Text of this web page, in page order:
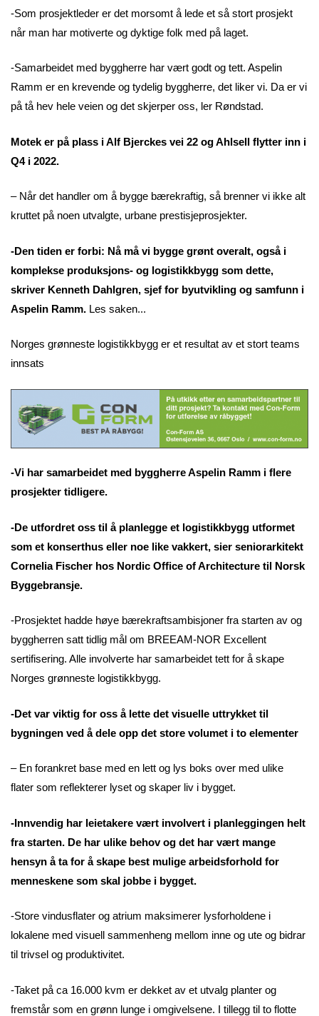
-Som prosjektleder er det morsomt å lede et så stort prosjekt
når man har motiverte og dyktige folk med på laget.
-Samarbeidet med byggherre har vært godt og tett. Aspelin
Ramm er en krevende og tydelig byggherre, det liker vi. Da er vi
på tå hev hele veien og det skjerper oss, ler Røndstad.
Motek er på plass i Alf Bjerckes vei 22 og Ahlsell flytter inn i
Q4 i 2022.
– Når det handler om å bygge bærekraftig, så brenner vi ikke alt
kruttet på noen utvalgte, urbane prestisjeprosjekter.
-Den tiden er forbi: Nå må vi bygge grønt overalt, også i
komplekse produksjons- og logistikkbygg som dette,
skriver Kenneth Dahlgren, sjef for byutvikling og samfunn i
Aspelin Ramm. Les saken...
Norges grønneste logistikkbygg er et resultat av et stort teams
innsats
-Vi har samarbeidet med byggherre Aspelin Ramm i flere
prosjekter tidligere.
-De utfordret oss til å planlegge et logistikkbygg utformet
som et konserthus eller noe like vakkert, sier seniorarkitekt
Cornelia Fischer hos Nordic Office of Architecture til Norsk
Byggebransje.
-Prosjektet hadde høye bærekraftsambisjoner fra starten av og
byggherren satt tidlig mål om BREEAM-NOR Excellent
sertifisering. Alle involverte har samarbeidet tett for å skape
Norges grønneste logistikkbygg.
-Det var viktig for oss å lette det visuelle uttrykket til
bygningen ved å dele opp det store volumet i to elementer
– En forankret base med en lett og lys boks over med ulike
flater som reflekterer lyset og skaper liv i bygget.
-Innvendig har leietakere vært involvert i planleggingen helt
fra starten. De har ulike behov og det har vært mange
hensyn å ta for å skape best mulige arbeidsforhold for
menneskene som skal jobbe i bygget.
-Store vindusflater og atrium maksimerer lysforholdene i
lokalene med visuell sammenheng mellom inne og ute og bidrar
til trivsel og produktivitet.
-Taket på ca 16.000 kvm er dekket av et utvalg planter og
fremstår som en grønn lunge i omgivelsene. I tillegg til to flotte